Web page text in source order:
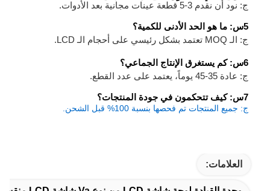
ج: نود أن نقدم 3-5 قطعة عينات مجانية بعد الأدوات.
5س: ما هو الحد الأدنى للكمية؟
ج: الـ MOQ تعتمد بشكل رئيسي على أحجام الـ LCD.
6س: كم يستغرق الإنتاج الجماعي؟
ج: عادة 35-45 يوماً، يعتمد على عدد القطع.
7س: كيف تتحكمون في جودة المنتجات؟
ج: جميع المنتجات تم فحصها بنسبة 100% قبل الشحن.
العلامات: